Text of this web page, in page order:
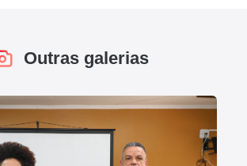
Outras galerias